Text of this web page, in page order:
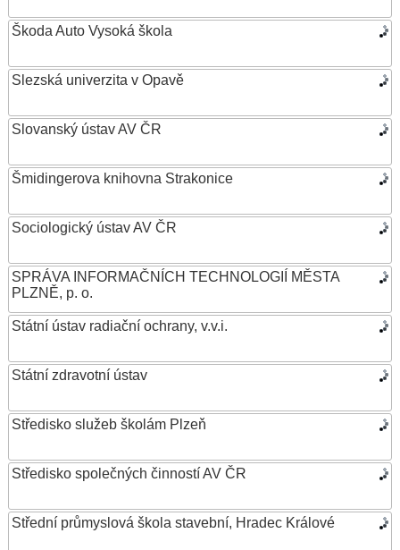
Škoda Auto Vysoká škola
Slezská univerzita v Opavě
Slovanský ústav AV ČR
Šmidingerova knihovna Strakonice
Sociologický ústav AV ČR
SPRÁVA INFORMAČNÍCH TECHNOLOGIÍ MĚSTA
PLZNĚ, p. o.
Státní ústav radiační ochrany, v.v.i.
Státní zdravotní ústav
Středisko služeb školám Plzeň
Středisko společných činností AV ČR
Střední průmyslová škola stavební, Hradec Králové